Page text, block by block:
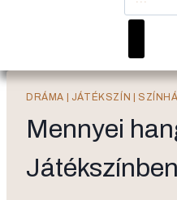
DRÁMA JÁTÉKSZÍN
Mennyei
Játékszínben